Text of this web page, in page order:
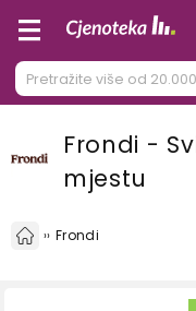
Frondi -
mjestu
Frondi